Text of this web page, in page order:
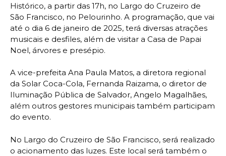
Histórico, a partir das 17h, no Largo do Cruzeiro de
São Francisco, no Pelourinho. A programação, que vai
até o dia 6 de janeiro de 2025, terá diversas atrações
musicais e desfiles, além de visitar a Casa de Papai
Noel, árvores e presépio.
A vice-prefeita Ana Paula Matos, a diretora regional
da Solar Coca-Cola, Fernanda Raizama, o diretor de
Iluminação Pública de Salvador, Angelo Magalhães,
além outros gestores municipais também participam
do evento.
No Largo do Cruzeiro de São Francisco, será realizado
o acionamento das luzes. Este local será também o